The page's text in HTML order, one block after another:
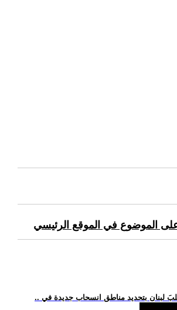
على الموضوع في الموقع الرئيسي
لبنان بتحديد مناطق انسحاب جديدة في